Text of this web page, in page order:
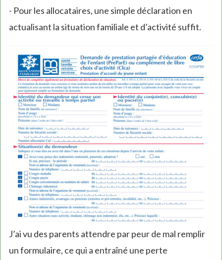
- Pour les allocataires, une simple déclaration en
actualisant la situation familiale et d’activité suffit.
J’ai vu des parents attendre par peur de mal remplir
un formulaire, ce qui a entraîné une perte